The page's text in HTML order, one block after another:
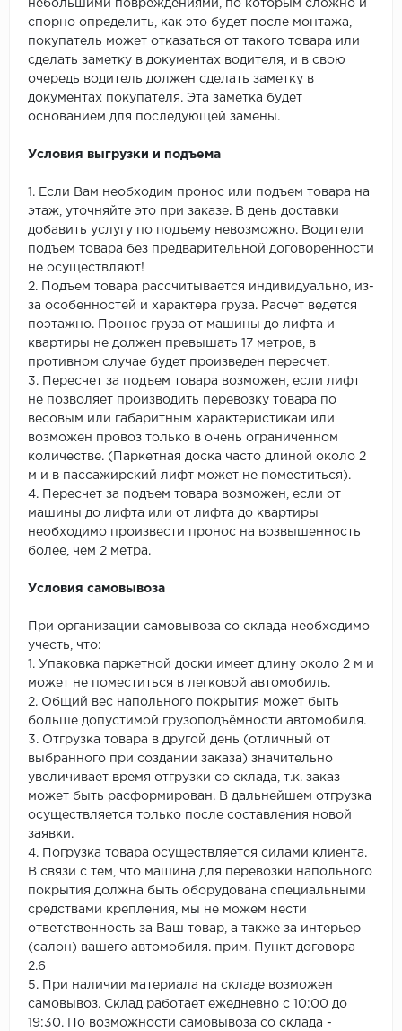
небольшими повреждениями, по которым сложно и
спорно определить, как это будет после монтажа,
покупатель может отказаться от такого товара или
сделать заметку в документах водителя, и в свою
очередь водитель должен сделать заметку в
документах покупателя. Эта заметка будет
основанием для последующей замены.
Условия выгрузки и подъема
1. Если Вам необходим пронос или подъем товара на
этаж, уточняйте это при заказе. В день доставки
добавить услугу по подъему невозможно. Водители
подъем товара без предварительной договоренности
не осуществляют!
2. Подъем товара рассчитывается индивидуально, из-
за особенностей и характера груза. Расчет ведется
поэтажно. Пронос груза от машины до лифта и
квартиры не должен превышать 17 метров, в
противном случае будет произведен пересчет.
3. Пересчет за подъем товара возможен, если лифт
не позволяет производить перевозку товара по
весовым или габаритным характеристикам или
возможен провоз только в очень ограниченном
количестве. (Паркетная доска часто длиной около 2
м и в пассажирский лифт может не поместиться).
4. Пересчет за подъем товара возможен, если от
машины до лифта или от лифта до квартиры
необходимо произвести пронос на возвышенность
более, чем 2 метра.
Условия самовывоза
При организации самовывоза со склада необходимо
учесть, что:
1. Упаковка паркетной доски имеет длину около 2 м и
может не поместиться в легковой автомобиль.
2. Общий вес напольного покрытия может быть
больше допустимой грузоподъёмности автомобиля.
3. Отгрузка товара в другой день (отличный от
выбранного при создании заказа) значительно
увеличивает время отгрузки со склада, т.к. заказ
может быть расформирован. В дальнейшем отгрузка
осуществляется только после составления новой
заявки.
4. Погрузка товара осуществляется силами клиента.
В связи с тем, что машина для перевозки напольного
покрытия должна быть оборудована специальными
средствами крепления, мы не можем нести
ответственность за Ваш товар, а также за интерьер
(салон) вашего автомобиля. прим. Пункт договора
2.6
5. При наличии материала на складе возможен
самовывоз. Склад работает ежедневно с 10:00 до
19:30. По возможности самовывоза со склада -